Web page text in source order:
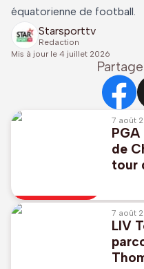
équatorienne de football.
Starsporttv
Redaction
Mis à jour le 4 juillet 2026
7 août
de
tour
Nord
7 août
LIV